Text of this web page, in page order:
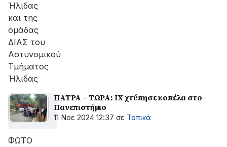
Ήλιδας
και της
ομάδας
ΔΙΑΣ του
Αστυνομικού
Τμήματος
Ήλιδας
ΠΑΤΡΑ – ΤΩΡΑ: ΙΧ χτύπησε κοπέλα στο
Πανεπιστήμιο
11 Νοε 2024 12:37 σε Τοπικά
ΦΩΤΟ